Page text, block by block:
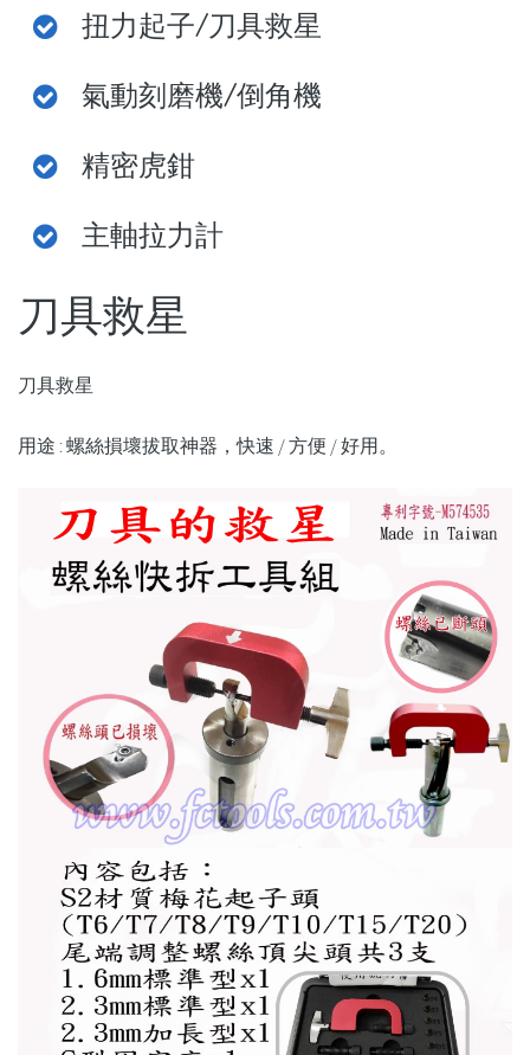
扭力起子/刀具救星
氣動刻磨機/倒角機
精密虎鉗
主軸拉力計
刀具救星
刀具救星
用途 : 螺絲損壞拔取神器，快速 / 方便 / 好用。
your
Forgot
your